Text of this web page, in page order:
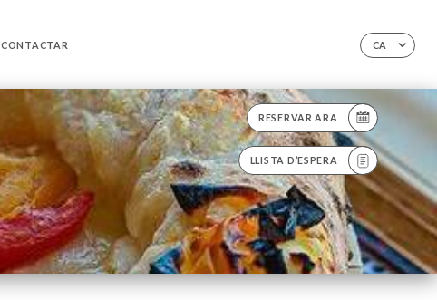
CA
CONTACTAR
RESERVAR ARA
LLISTA D’ESPERA